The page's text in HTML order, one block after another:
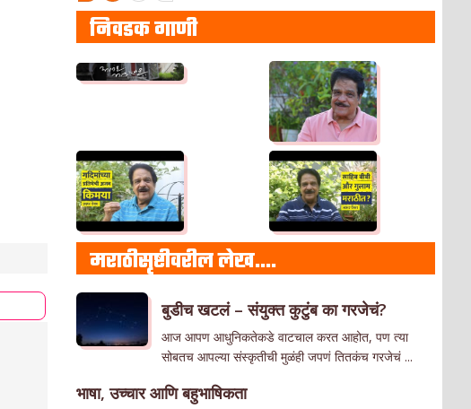
निवडक गाणी
मराठीसृष्टीवरील लेख….
बुडीच खटलं – संयुक्त कुटुंब का गरजेचं?
आज आपण आधुनिकतेकडे वाटचाल करत आहोत, पण त्या
सोबतच आपल्या संस्कृतीची मुळंही जपणं तितकंच गरजेचं ...
भाषा, उच्चार आणि बहुभाषिकता